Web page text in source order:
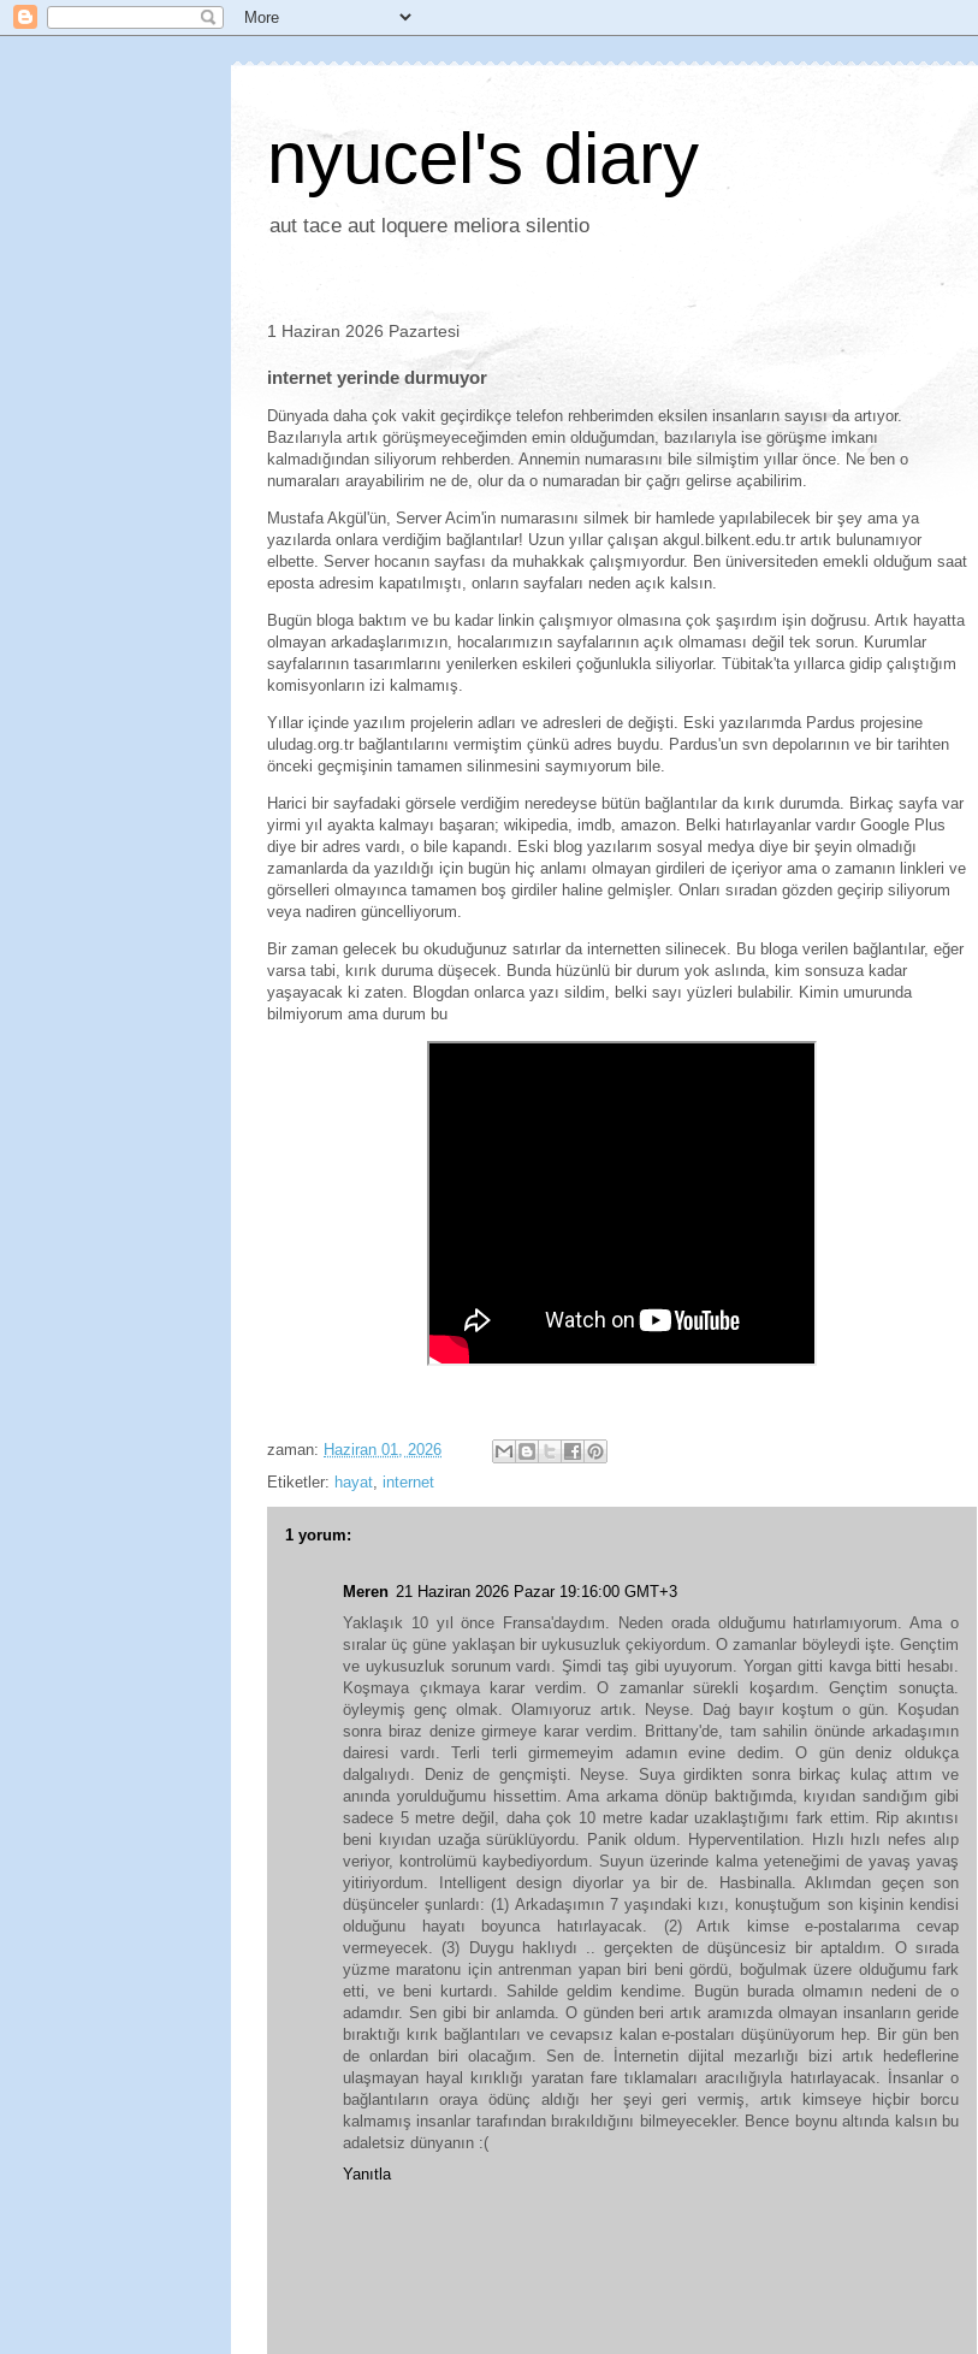
nyucel's diary
aut tace aut loquere meliora silentio
1 Haziran 2026 Pazartesi
internet yerinde durmuyor
Dünyada daha çok vakit geçirdikçe telefon rehberimden eksilen insanların sayısı da artıyor.
Bazılarıyla artık görüşmeyeceğimden emin olduğumdan, bazılarıyla ise görüşme imkanı
kalmadığından siliyorum rehberden. Annemin numarasını bile silmiştim yıllar önce. Ne ben o
numaraları arayabilirim ne de, olur da o numaradan bir çağrı gelirse açabilirim.
Mustafa Akgül'ün, Server Acim'in numarasını silmek bir hamlede yapılabilecek bir şey ama ya
yazılarda onlara verdiğim bağlantılar! Uzun yıllar çalışan akgul.bilkent.edu.tr artık bulunamıyor
elbette. Server hocanın sayfası da muhakkak çalışmıyordur. Ben üniversiteden emekli olduğum saat
eposta adresim kapatılmıştı, onların sayfaları neden açık kalsın.
Bugün bloga baktım ve bu kadar linkin çalışmıyor olmasına çok şaşırdım işin doğrusu. Artık hayatta
olmayan arkadaşlarımızın, hocalarımızın sayfalarının açık olmaması değil tek sorun. Kurumlar
sayfalarının tasarımlarını yenilerken eskileri çoğunlukla siliyorlar. Tübitak'ta yıllarca gidip çalıştığım
komisyonların izi kalmamış.
Yıllar içinde yazılım projelerin adları ve adresleri de değişti. Eski yazılarımda Pardus projesine
uludag.org.tr bağlantılarını vermiştim çünkü adres buydu. Pardus'un svn depolarının ve bir tarihten
önceki geçmişinin tamamen silinmesini saymıyorum bile.
Harici bir sayfadaki görsele verdiğim neredeyse bütün bağlantılar da kırık durumda. Birkaç sayfa var
yirmi yıl ayakta kalmayı başaran; wikipedia, imdb, amazon. Belki hatırlayanlar vardır Google Plus
diye bir adres vardı, o bile kapandı. Eski blog yazılarım sosyal medya diye bir şeyin olmadığı
zamanlarda da yazıldığı için bugün hiç anlamı olmayan girdileri de içeriyor ama o zamanın linkleri ve
görselleri olmayınca tamamen boş girdiler haline gelmişler. Onları sıradan gözden geçirip siliyorum
veya nadiren güncelliyorum.
Bir zaman gelecek bu okuduğunuz satırlar da internetten silinecek. Bu bloga verilen bağlantılar, eğer
varsa tabi, kırık duruma düşecek. Bunda hüzünlü bir durum yok aslında, kim sonsuza kadar
yaşayacak ki zaten. Blogdan onlarca yazı sildim, belki sayı yüzleri bulabilir. Kimin umurunda
bilmiyorum ama durum bu
zaman: Haziran 01, 2026
Etiketler: hayat internet
1 yorum:
Meren 21 Haziran 2026 Pazar 19:16:00 GMT+3
Yaklaşık 10 yıl önce Fransa'daydım. Neden orada olduğumu hatırlamıyorum. Ama o
sıralar üç güne yaklaşan bir uykusuzluk çekiyordum. O zamanlar böyleydi işte. Gençtim
ve uykusuzluk sorunum vardı. Şimdi taş gibi uyuyorum. Yorgan gitti kavga bitti hesabı.
Koşmaya çıkmaya karar verdim. O zamanlar sürekli koşardım. Gençtim sonuçta.
öyleymiş genç olmak. Olamıyoruz artık. Neyse. Daġ bayır koştum o gün. Koşudan
sonra biraz denize girmeye karar verdim. Brittany'de, tam sahilin önünde arkadaşımın
dairesi vardı. Terli terli girmemeyim adamın evine dedim. O gün deniz oldukça
dalgalıydı. Deniz de gençmişti. Neyse. Suya girdikten sonra birkaç kulaç attım ve
anında yorulduğumu hissettim. Ama arkama dönüp baktığımda, kıyıdan sandığım gibi
sadece 5 metre değil, daha çok 10 metre kadar uzaklaştığımı fark ettim. Rip akıntısı
beni kıyıdan uzağa sürüklüyordu. Panik oldum. Hyperventilation. Hızlı hızlı nefes alıp
veriyor, kontrolümü kaybediyordum. Suyun üzerinde kalma yeteneğimi de yavaş yavaş
yitiriyordum. Intelligent design diyorlar ya bir de. Hasbinalla. Aklımdan geçen son
düşünceler şunlardı: (1) Arkadaşımın 7 yaşındaki kızı, konuştuğum son kişinin kendisi
olduğunu hayatı boyunca hatırlayacak. (2) Artık kimse e-postalarıma cevap
vermeyecek. (3) Duygu haklıydı .. gerçekten de düşüncesiz bir aptaldım. O sırada
yüzme maratonu için antrenman yapan biri beni gördü, boğulmak üzere olduğumu fark
etti, ve beni kurtardı. Sahilde geldim kendime. Bugün burada olmamın nedeni de o
adamdır. Sen gibi bir anlamda. O günden beri artık aramızda olmayan insanların geride
bıraktığı kırık bağlantıları ve cevapsız kalan e-postaları düşünüyorum hep. Bir gün ben
de onlardan biri olacağım. Sen de. İnternetin dijital mezarlığı bizi artık hedeflerine
ulaşmayan hayal kırıklığı yaratan fare tıklamaları aracılığıyla hatırlayacak. İnsanlar o
bağlantıların oraya ödünç aldığı her şeyi geri vermiş, artık kimseye hiçbir borcu
kalmamış insanlar tarafından bırakıldığını bilmeyecekler. Bence boynu altında kalsın bu
adaletsiz dünyanın :(
Yanıtla